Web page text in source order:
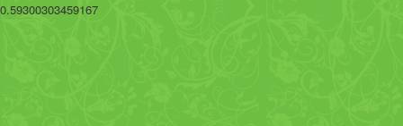
0.59300303459167